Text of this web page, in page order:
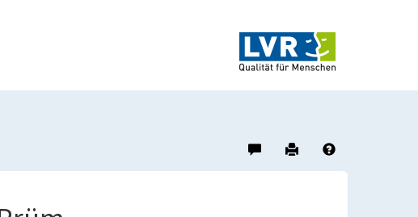
HinweisDruckenHilfe